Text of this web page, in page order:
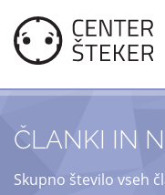
ČLANKI IN
Skupno število vseh